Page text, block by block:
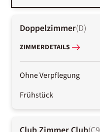
Doppelzimmer(D)
ZIMMERDETAILS
Ohne Verpflegung
Frühstück